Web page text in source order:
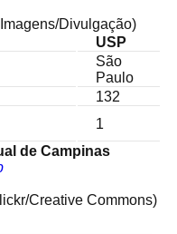
Divulgação)
USP
São
Paulo
132
1
de Campinas
Creative Commons)